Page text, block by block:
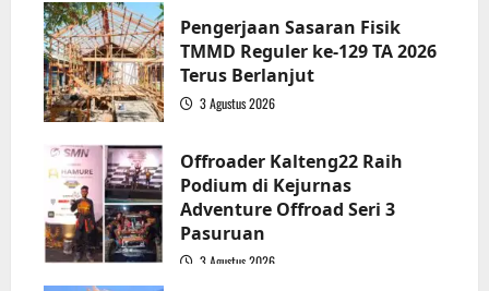
Pengerjaan Sasaran Fisik
TMMD Reguler ke-129 TA 2026
Terus Berlanjut
3 Agustus 2026
Offroader Kalteng22 Raih
Podium di Kejurnas
Adventure Offroad Seri 3
Pasuruan
3 Agustus 2026